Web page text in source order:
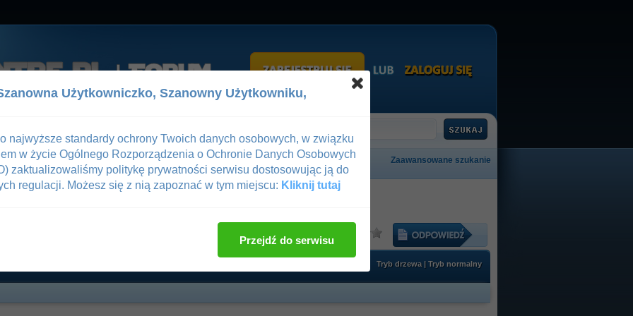
Pomoc
Zaawansowane szukanie
—Rejestracja
/ Sztuki Walki / MMA / KSW 21
Ocena wątku:
Tryb drzewa | Tryb normalny
Użytkowniczko, Szanowny Użytkowniku,
najwyższe standardy ochrony Twoich danych osobowych, w związku
w życie Ogólnego Rozporządzenia o Ochronie Danych Osobowych
zaktualizowaliśmy politykę prywatności serwisu dostosowując ją do
regulacji. Możesz się z nią zapoznać w tym miejscu: Kliknij tutaj
Przejdź do serwisu